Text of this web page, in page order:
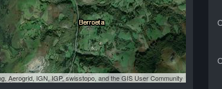
Aerogrid, IGN, IGP, swisstopo, and the GIS User Community